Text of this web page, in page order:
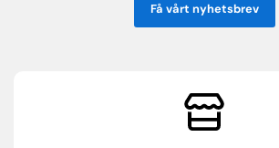
Få vårt nyhetsbrev